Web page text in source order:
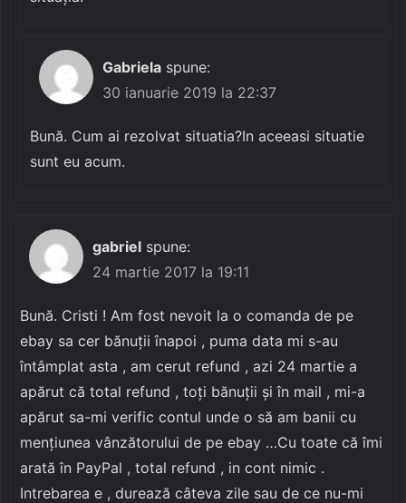
Gabriela spune:
30 ianuarie 2019 la 22:37
Bună. Cum ai rezolvat situatia?In aceeasi situatie
sunt eu acum.
gabriel spune:
24 martie 2017 la 19:11
Bună. Cristi ! Am fost nevoit la o comanda de pe
ebay sa cer bănuții înapoi , puma data mi s-au
întâmplat asta , am cerut refund , azi 24 martie a
apărut că total refund , toți bănuții și în mail , mi-a
apărut sa-mi verific contul unde o să am banii cu
mențiunea vânzătorului de pe ebay …Cu toate că îmi
arată în PayPal , total refund , in cont nimic .
Intrebarea e , durează câteva zile sau de ce nu-mi